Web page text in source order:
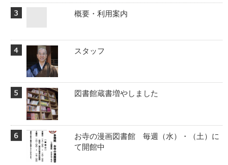
概要・利用案内
スタッフ
図書館蔵書増やしました
お寺の漫画図書館 毎週（水）・（土）に
て開館中